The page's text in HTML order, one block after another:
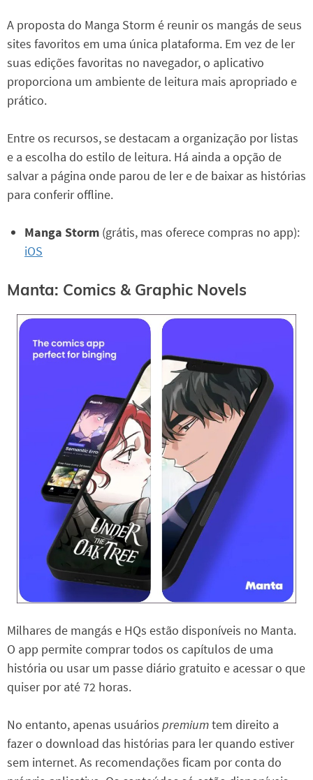
A proposta do Manga Storm é reunir os mangás de seus
sites favoritos em uma única plataforma. Em vez de ler
suas edições favoritas no navegador, o aplicativo
proporciona um ambiente de leitura mais apropriado e
prático.
Entre os recursos, se destacam a organização por listas
e a escolha do estilo de leitura. Há ainda a opção de
salvar a página onde parou de ler e de baixar as histórias
para conferir offline.
Manga Storm (grátis, mas oferece compras no app):
iOS
Manta: Comics & Graphic Novels
Milhares de mangás e HQs estão disponíveis no Manta.
O app permite comprar todos os capítulos de uma
história ou usar um passe diário gratuito e acessar o que
quiser por até 72 horas.
No entanto, apenas usuários premiumtem direito a
fazer o download das histórias para ler quando estiver
sem internet. As recomendações ficam por conta do